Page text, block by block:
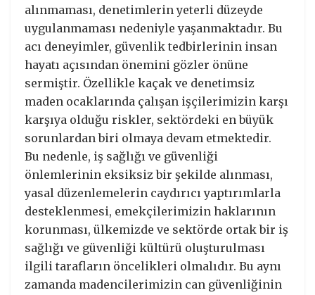
alınmaması, denetimlerin yeterli düzeyde
uygulanmaması nedeniyle yaşanmaktadır. Bu
acı deneyimler, güvenlik tedbirlerinin insan
hayatı açısından önemini gözler önüne
sermiştir. Özellikle kaçak ve denetimsiz
maden ocaklarında çalışan işçilerimizin karşı
karşıya olduğu riskler, sektördeki en büyük
sorunlardan biri olmaya devam etmektedir.
Bu nedenle, iş sağlığı ve güvenliği
önlemlerinin eksiksiz bir şekilde alınması,
yasal düzenlemelerin caydırıcı yaptırımlarla
desteklenmesi, emekçilerimizin haklarının
korunması, ülkemizde ve sektörde ortak bir iş
sağlığı ve güvenliği kültürü oluşturulması
ilgili tarafların öncelikleri olmalıdır. Bu aynı
zamanda madencilerimizin can güvenliğinin